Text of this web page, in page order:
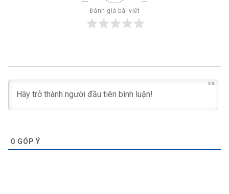
Đánh giá bài viết
300
0 GÓP Ý